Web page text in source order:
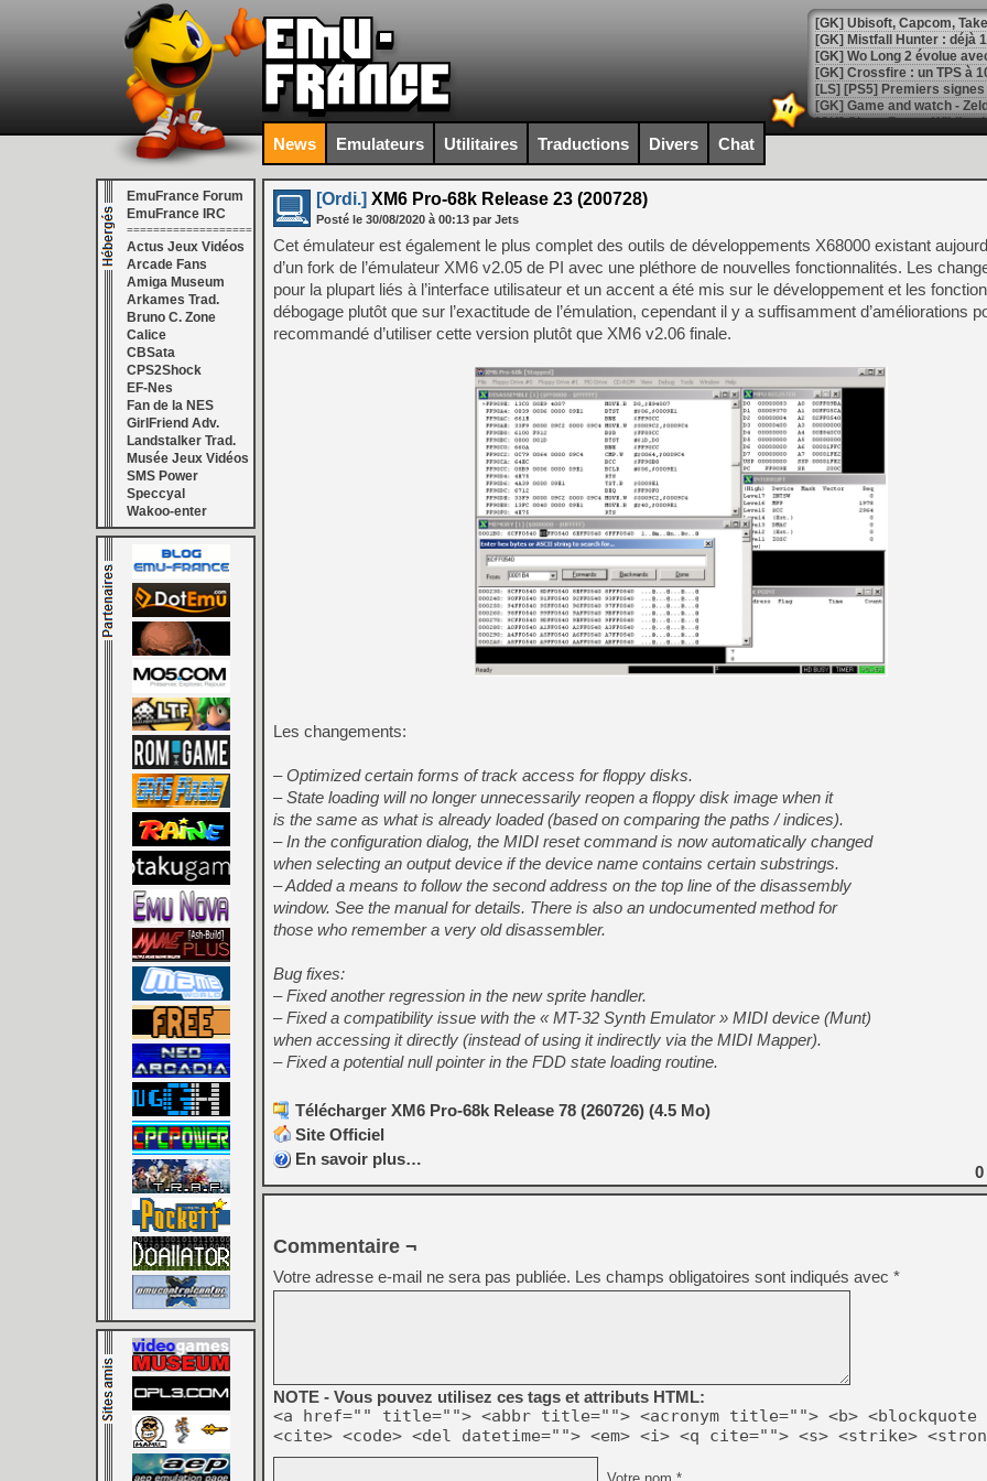
[GK] Mistfall Hunter : déjà
[GK] Wo Long 2 évolue
[GK] Crossfire : un TPS à
[LS] [PS5] Premiers
[Mo5] DOOM arrive en
[GK] Bethesda fête les 30
[GK] Roblox : l'action en
[GK] Agenda - GeForce
[GK] Devolver Digital en a
[LS] [PS5] ps5-y2jb-
[GK] Pourquoi Marvel
[GK] Test : Restory : Chill
[GK] GTA 6 : Rockstar
[GK] Hot Wheels Infinite
[GK] Mémoire cash -
[GK] Résultats Nintendo :
[GK] Déjà des
[Mo5] Brickboy cherche à
[GK] Minecraft et ses «
[GK] Beast of
[GK] Ubisoft : fin de partie
[GK] Mémoire cash -
[GK] Dan Houser (GTA)
[GK] Comment EA Sports
[GK] Crimson Moon : un
[GK] Isle of Reveries : le
[GK] Moonlighter 2 : The
[GK] Capcom relance
[Mo5] Deux inédits du
[GK] Le beat'em up The
[LTF] Eté 2026 - Séquence 6
News Emulateurs Utilitaires Traductions Divers Chat
EmuFrance Forum
EmuFrance IRC
===================
Actus Jeux Vidéos
Arcade Fans
Amiga Museum
Arkames Trad.
Bruno C. Zone
Calice
CBSata
CPS2Shock
EF-Nes
Fan de la NES
GirlFriend Adv.
Landstalker Trad.
Musée Jeux Vidéos
SMS Power
Speccyal
Wakoo-enter
[Ordi.] XM6 Pro-68k Release 23 (200728)
Posté le 30/08/2020 à 00:13 par Jets
Cet émulateur est également le plus complet des outils de développements X68000 existant
d’un fork de l’émulateur XM6 v2.05 de PI avec une pléthore de nouvelles fonctionnalités. Les
pour la plupart liés à l’interface utilisateur et un accent a été mis sur le développement et les
débogage plutôt que sur l’exactitude de l’émulation, cependant il y a suffisamment d’améliorations
recommandé d’utiliser cette version plutôt que XM6 v2.06 finale.
Les changements:
– Optimized certain forms of track access for floppy disks.
– State loading will no longer unnecessarily reopen a floppy disk image when it
is the same as what is already loaded (based on comparing the paths / indices).
– In the configuration dialog, the MIDI reset command is now automatically changed
when selecting an output device if the device name contains certain substrings.
– Added a means to follow the second address on the top line of the disassembly
window. See the manual for details. There is also an undocumented method for
those who remember a very old disassembler.
Bug fixes:
– Fixed another regression in the new sprite handler.
– Fixed a compatibility issue with the « MT-32 Synth Emulator » MIDI device (Munt)
when accessing it directly (instead of using it indirectly via the MIDI Mapper).
– Fixed a potential null pointer in the FDD state loading routine.
Télécharger XM6 Pro-68k Release 78 (260726) (4.5 Mo)
Site Officiel
En savoir plus…
0
Commentaire ¬
Votre adresse e-mail ne sera pas publiée. Les champs obligatoires sont indiqués avec *
NOTE - Vous pouvez utilisez ces tags et attributs HTML:
<a href="" title=""> <abbr title=""> <acronym title=""> <b> <blockquote
<cite> <code> <del datetime=""> <em> <i> <q cite=""> <s> <strike>